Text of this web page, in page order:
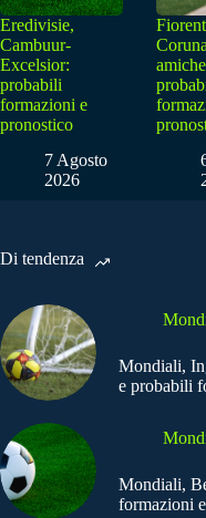
Eredivisie,
Cambuur-
Excelsior:
probabili
formazioni e
pronostico
7 Agosto
2026
Di tendenza
Mondiali,
e probabili
Mondiali,
formazioni